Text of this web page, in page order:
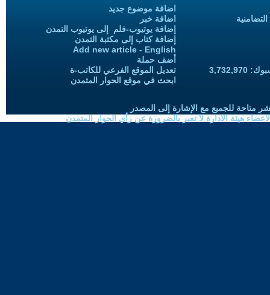
اضافة موضوع جديد
اضافة خبر
إضافة يوتيوب-فلم إلى يوتيوب التمدن
إضافة كتاب إلى مكتبة التمدن
Add new article - English
أضف حملة
تعديل الموقع الفرعي للكاتب-ة
ابحث في موقع الحوار المتمدن
متاحة للجميع مع الإشارة إلى المصدر
هيئة الادارة لا تعبر بالضرورة عن رأي الحوار المتمدن